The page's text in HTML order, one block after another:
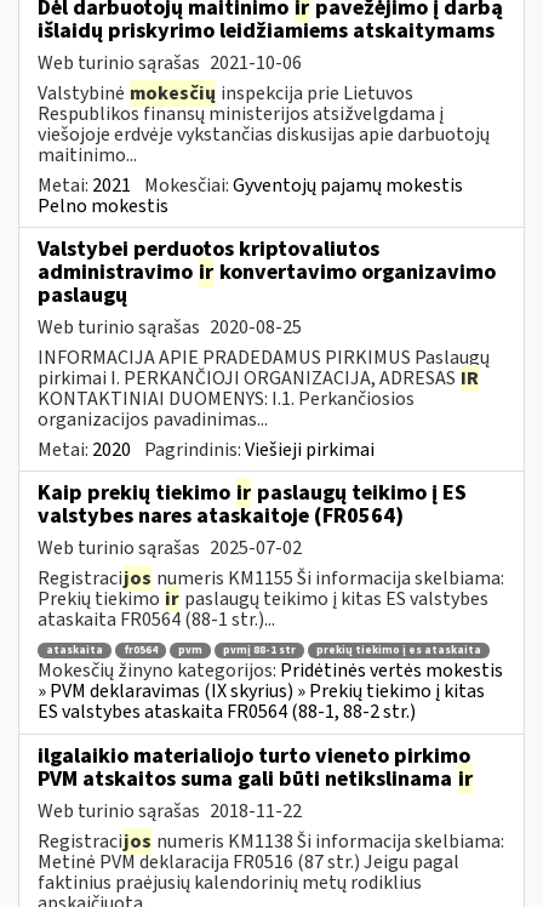
Dėl darbuotojų maitinimo ir pavežėjimo į darbą
išlaidų priskyrimo leidžiamiems atskaitymams
Web turinio sąrašas 2021-10-06
Valstybinė mokesčių inspekcija prie Lietuvos
Respublikos finansų ministerijos atsižvelgdama į
viešojoje erdvėje vykstančias diskusijas apie darbuotojų
maitinimo...
Metai: 2021 Mokesčiai:Gyventojų pajamų mokestis
Pelno mokestis
Valstybei perduotos kriptovaliutos
administravimo ir konvertavimo organizavimo
paslaugų
Web turinio sąrašas 2020-08-25
INFORMACIJA APIE PRADEDAMUS PIRKIMUS Paslaugų
pirkimai I. PERKANČIOJI ORGANIZACIJA, ADRESAS IR
KONTAKTINIAI DUOMENYS: I.1. Perkančiosios
organizacijos pavadinimas...
Metai: 2020 Pagrindinis:Viešieji pirkimai
Kaip prekių tiekimo ir paslaugų teikimo į ES
valstybes nares ataskaitoje (FR0564)
Web turinio sąrašas 2025-07-02
Registracijos numeris KM1155 Ši informacija skelbiama:
Prekių tiekimo ir paslaugų teikimo į kitas ES valstybes
ataskaita FR0564 (88-1 str.)...
ataskaita fr0564 pvm pvmį 88-1 str prekių tiekimo į es ataskaita
Mokesčių žinyno kategorijos: Pridėtinės vertės mokestis
» PVM deklaravimas (IX skyrius) » Prekių tiekimo į kitas
ES valstybes ataskaita FR0564 (88-1, 88-2 str.)
ilgalaikio materialiojo turto vieneto pirkimo
PVM atskaitos suma gali būti netikslinama ir
Web turinio sąrašas 2018-11-22
Registracijos numeris KM1138 Ši informacija skelbiama:
Metinė PVM deklaracija FR0516 (87 str.) Jeigu pagal
faktinius praėjusių kalendorinių metų rodiklius